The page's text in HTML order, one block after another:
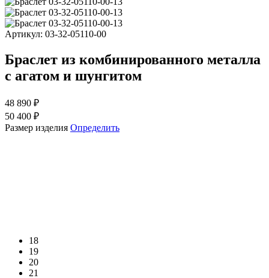
Артикул: 03-32-05110-00
Браслет из комбинированного металла
с агатом и шунгитом
48 890 ₽
50 400 ₽
Размер изделия Определить
18
19
20
21